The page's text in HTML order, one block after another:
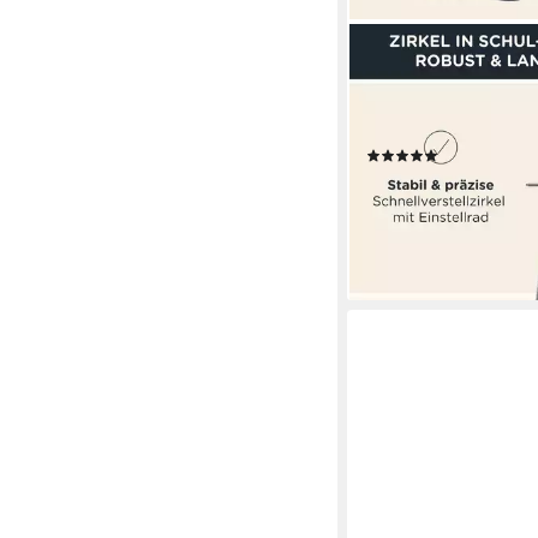
CALCUSO
Zirkel Set im
Geodreieck & Lineal
Schwarz
(4)
12,95 € UVP17,95 €
-28%
lieferbar - in 2-3